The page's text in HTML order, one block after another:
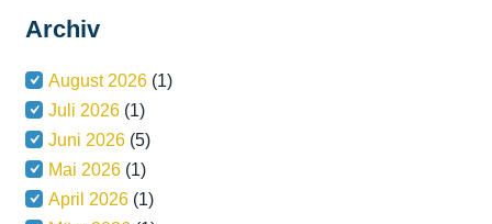
Archiv
August 2026 (1)
Juli 2026 (1)
Juni 2026 (5)
Mai 2026 (1)
April 2026 (1)